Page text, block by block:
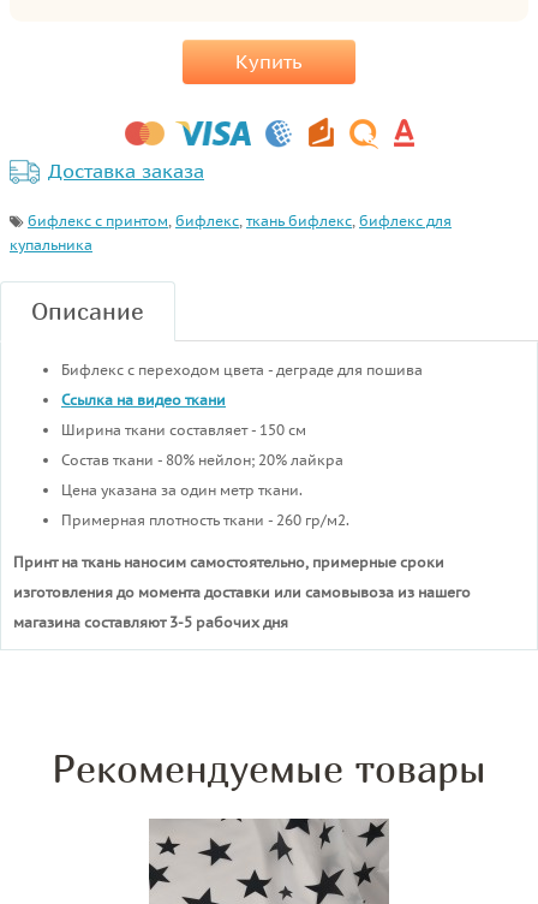
Купить
Доставка заказа
бифлекс с принтом, бифлекс, ткань бифлекс, бифлекс для
купальника
Описание
Бифлекс с переходом цвета - деграде для пошива
Ссылка на видео ткани
Ширина ткани составляет - 150 см
Состав ткани - 80% нейлон; 20% лайкра
Цена указана за один метр ткани.
Примерная плотность ткани - 260 гр/м2.
Принт на ткань наносим самостоятельно, примерные сроки
изготовления до момента доставки или самовывоза из нашего
магазина составляют 3-5 рабочих дня
Рекомендуемые товары